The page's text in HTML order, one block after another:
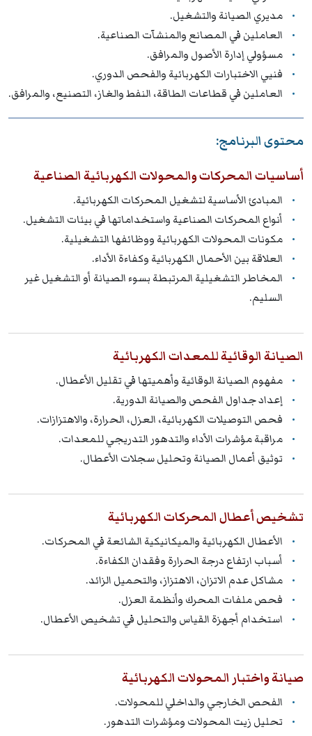
مديري الصيانة والتشغيل.
العاملين في المصانع والمنشآت الصناعية.
مسؤولي إدارة الأصول والمرافق.
فنيي الاختبارات الكهربائية والفحص الدوري.
العاملين في قطاعات الطاقة، النفط والغاز، التصنيع، والمرافق.
محتوى البرنامج:
أساسيات المحركات والمحولات الكهربائية الصناعية
المبادئ الأساسية لتشغيل المحركات الكهربائية.
أنواع المحركات الصناعية واستخداماتها في بيئات التشغيل.
مكونات المحولات الكهربائية ووظائفها التشغيلية.
العلاقة بين الأحمال الكهربائية وكفاءة الأداء.
المخاطر التشغيلية المرتبطة بسوء الصيانة أو التشغيل غير
السليم.
الصيانة الوقائية للمعدات الكهربائية
مفهوم الصيانة الوقائية وأهميتها في تقليل الأعطال.
إعداد جداول الفحص والصيانة الدورية.
فحص التوصيلات الكهربائية، العزل، الحرارة، والاهتزازات.
مراقبة مؤشرات الأداء والتدهور التدريجي للمعدات.
توثيق أعمال الصيانة وتحليل سجلات الأعطال.
تشخيص أعطال المحركات الكهربائية
الأعطال الكهربائية والميكانيكية الشائعة في المحركات.
أسباب ارتفاع درجة الحرارة وفقدان الكفاءة.
مشاكل عدم الاتزان، الاهتزاز، والتحميل الزائد.
فحص ملفات المحرك وأنظمة العزل.
استخدام أجهزة القياس والتحليل في تشخيص الأعطال.
صيانة واختبار المحولات الكهربائية
الفحص الخارجي والداخلي للمحولات.
تحليل زيت المحولات ومؤشرات التدهور.